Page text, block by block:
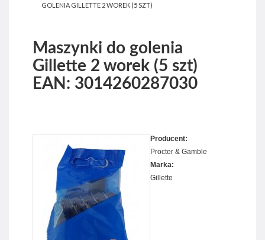
GOLENIA GILLETTE 2 WOREK (5 SZT)
Maszynki do golenia
Gillette 2 worek (5 szt)
EAN: 3014260287030
Producent:
Procter & Gamble
Marka:
Gillette